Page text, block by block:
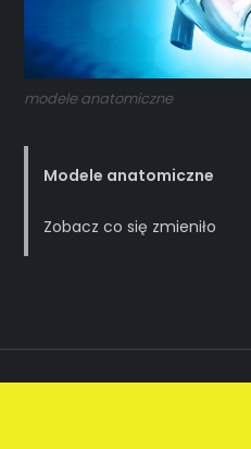
modele anatomiczne
Modele anatomiczne
Zobacz co się zmieniło